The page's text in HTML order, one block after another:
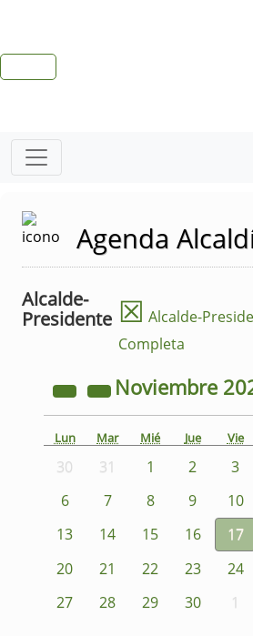
Agenda
Alcalde-
Presidente ☒ Alcalde-
Completa
Noviembre
Lun Mar Mié Jue Vie
30 31 1 2 3
6
7 8 9 10
13
14 15 16 17
20
21 22 23 24
27
28 29 30 1